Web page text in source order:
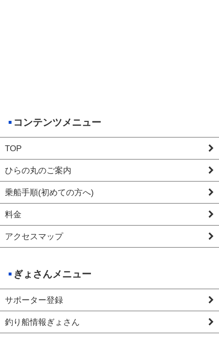
コンテンツメニュー
TOP
ひらの丸のご案内
乗船手順(初めての方へ)
料金
アクセスマップ
ぎょさんメニュー
サポーター登録
釣り船情報ぎょさん